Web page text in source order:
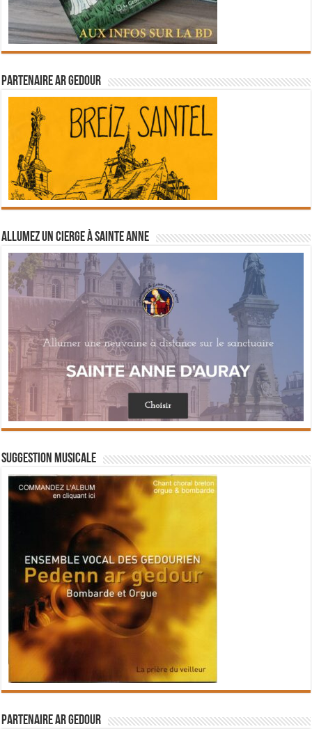
Partenaire Ar Gedour
Allumez un cierge à Sainte Anne
Suggestion musicale
Partenaire Ar Gedour